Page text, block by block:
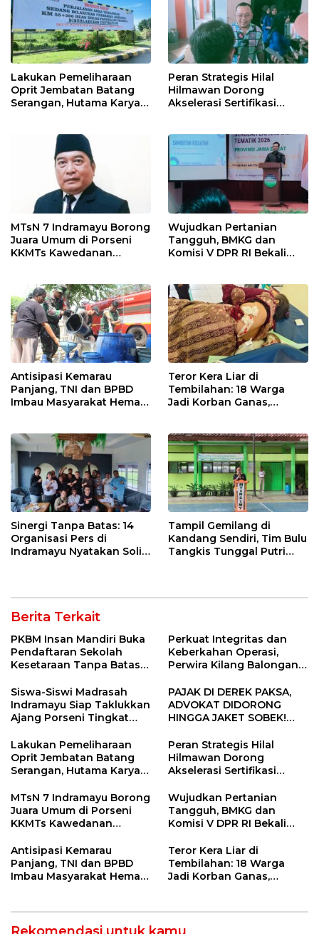
Lakukan Pemeliharaan
Oprit Jembatan Batang
Serangan, Hutama Karya
Peran Strategis Hilal
Hilmawan Dorong
Akselerasi Sertifikasi
Indramayu
MTsN 7 Indramayu Borong
Juara Umum di Porseni
KKMTs Kawedanan
Wujudkan Pertanian
Tangguh, BMKG dan
Komisi V DPR RI Bekali
Antisipasi Kemarau
Panjang, TNI dan BPBD
Imbau Masyarakat Hemat
Teror Kera Liar di
Tembilahan: 18 Warga
Jadi Korban Ganas,
Sinergi Tanpa Batas: 14
Organisasi Pers di
Indramayu Nyatakan Solid
Tampil Gemilang di
Kandang Sendiri, Tim Bulu
Tangkis Tunggal Putri
Berita Terkait
PKBM Insan Mandiri Buka
Pendaftaran Sekolah
Kesetaraan Tanpa Batas
Perkuat Integritas dan
Keberkahan Operasi,
Perwira Kilang Balongan
Siswa-Siswi Madrasah
Indramayu Siap Taklukkan
Ajang Porseni Tingkat
PAJAK DI DEREK PAKSA,
ADVOKAT DIDORONG
HINGGA JAKET SOBEK!
Ngamuk Kepung Polresta
Pekanbaru!
Lakukan Pemeliharaan
Oprit Jembatan Batang
Serangan, Hutama Karya
55 Tol Binjai–Langsa
Peran Strategis Hilal
Hilmawan Dorong
Akselerasi Sertifikasi
Entaskan Kemiskinan di
Indramayu
MTsN 7 Indramayu Borong
Juara Umum di Porseni
KKMTs Kawedanan
Wujudkan Pertanian
Tangguh, BMKG dan
Komisi V DPR RI Bekali
Sekolah Lapang Iklim
Antisipasi Kemarau
Panjang, TNI dan BPBD
Imbau Masyarakat Hemat
Teror Kera Liar di
Tembilahan: 18 Warga
Jadi Korban Ganas,